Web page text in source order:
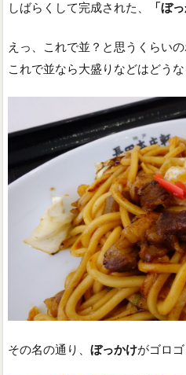
しばらくして完成された、 「ぼ
えっ、これで並？と思うくらい
これで並なら大盛りなどはどうな
その名の通り、 ぼっかけがゴロ